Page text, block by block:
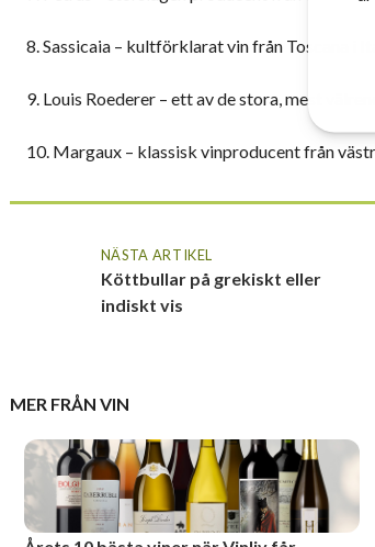
8. Sassicaia – kultförklarat vin från Toscana i
9. Louis Roederer – ett av de stora, mest
10. Margaux – klassisk vinproducent från
NÄSTA ARTIKEL
Köttbullar på grekiskt eller
indiskt vis
MER FRÅN VIN